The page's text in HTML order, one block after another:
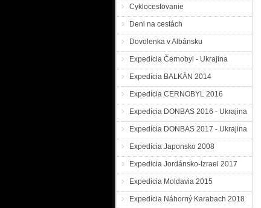
Cyklocestovanie
Deni na cestách
Dovolenka v Albánsku
Expedícia Černobyl - Ukrajina
Expedícia BALKÁN 2014
Expedícia CERNOBYL 2016
Expedícia DONBAS 2016 - Ukrajina
Expedícia DONBAS 2017 - Ukrajina
Expedícia Japonsko 2008
Expedicia Jordánsko-Izrael 2017
Expedicia Moldavia 2015
Expedícia Náhorný Karabach 2018